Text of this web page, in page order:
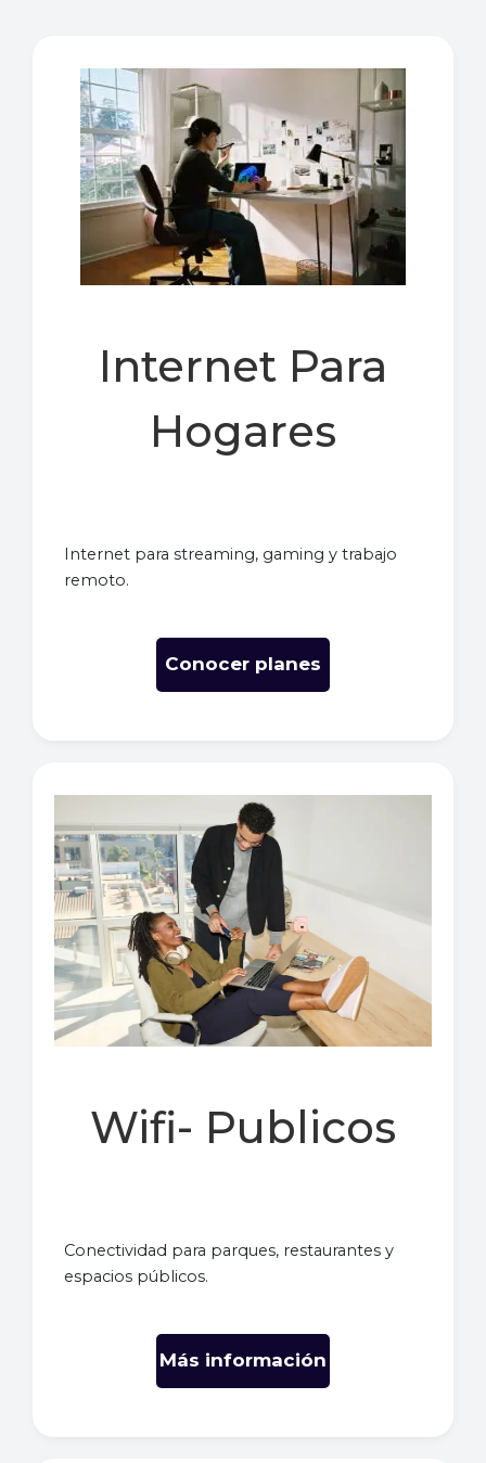
Internet Para
Hogares
Internet para streaming, gaming y trabajo
remoto.
Conocer planes
Wifi- Publicos
Conectividad para parques, restaurantes y
espacios públicos.
Más información